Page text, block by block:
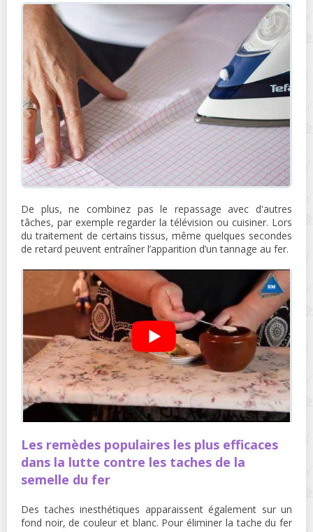
De plus, ne combinez pas le repassage avec d'autres
tâches, par exemple regarder la télévision ou cuisiner. Lors
du traitement de certains tissus, même quelques secondes
de retard peuvent entraîner l’apparition d’un tannage au fer.
Les remèdes populaires les plus efficaces
dans la lutte contre les taches de la
semelle du fer
Des taches inesthétiques apparaissent également sur un
fond noir, de couleur et blanc. Pour éliminer la tache du fer